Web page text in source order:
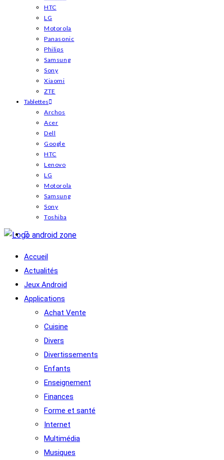
HTC
LG
Motorola
Panasonic
Philips
Samsung
Sony
Xiaomi
ZTE
Tablettes
Archos
Acer
Dell
Google
HTC
Lenovo
LG
Motorola
Samsung
Sony
Toshiba
Accueil
Actualités
Jeux Android
Applications
Achat Vente
Cuisine
Divers
Divertissements
Enfants
Enseignement
Finances
Forme et santé
Internet
Multimédia
Musiques